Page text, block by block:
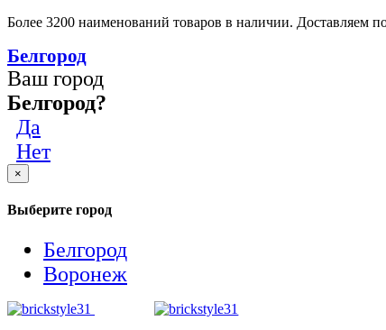
Более 3200 наименований товаров в наличии. Доставляем
Белгород
Ваш город
Белгород?
Да
Нет
×
Выберите город
Белгород
Воронеж